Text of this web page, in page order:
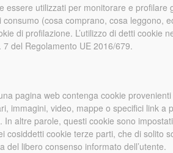
essere utilizzati per monitorare e
(cosa comprano, cosa leggono,
di profilazione. L’utilizzo di detti cookie
7 del Regolamento UE 2016/679.
pagina web contenga cookie
immagini, video, mappe o specifici link
In altre parole, questi cookie sono
cosiddetti cookie terze parti, che di solito
del libero consenso informato dell’utente.